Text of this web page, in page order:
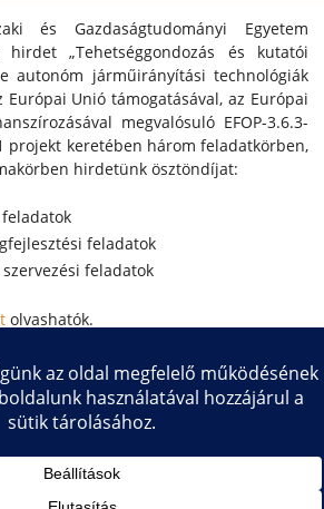
és Gazdaságtudományi Egyetem
„Tehetséggondozás és kutatói
autonóm járműirányítási technológiák
Unió támogatásával, az Európai
megvalósuló EFOP-3.6.3-
projekt keretében három feladatkörben,
hirdetünk ösztöndíjat:
feladatok
feladatok
olvashatók.
és Járműmérnöki Kar